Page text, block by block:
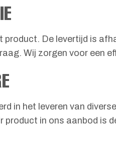
De levertijd is
Wij zorgen voor een
in het leveren van
in ons aanbod is